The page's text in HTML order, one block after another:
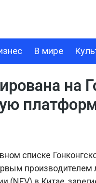
В мире
КУЛЬТУРА СПОРТ
списке